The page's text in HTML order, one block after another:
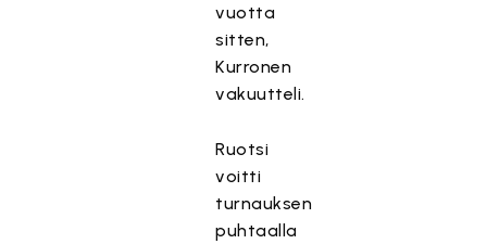
vuotta
sitten,
Kurronen
vakuutteli.
Ruotsi
voitti
turnauksen
puhtaalla